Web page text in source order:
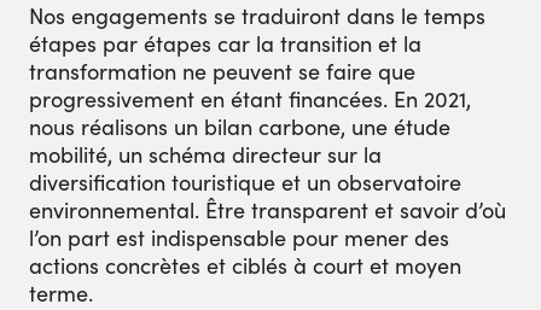
Nos engagements se traduiront dans le temps
étapes par étapes car la transition et la
transformation ne peuvent se faire que
progressivement en étant financées. En 2021,
nous réalisons un bilan carbone, une étude
mobilité, un schéma directeur sur la
diversification touristique et un observatoire
environnemental. Être transparent et savoir d’où
l’on part est indispensable pour mener des
actions concrètes et ciblés à court et moyen
terme.